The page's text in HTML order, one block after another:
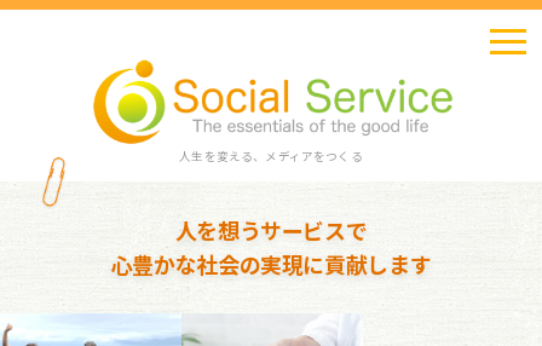
人生を変える、メディアをつくる
人を想うサービスで
心豊かな社会の実現に貢献します